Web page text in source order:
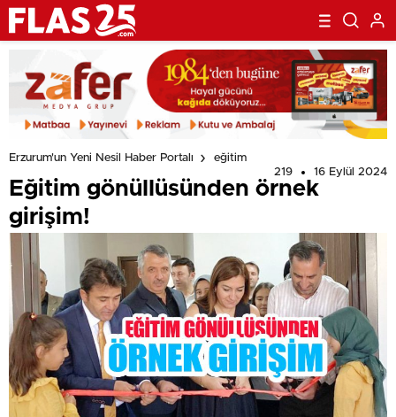
Erzurum'un Yeni Nesil Haber Portalı
eğitim
219
16 Eylül 2024
Eğitim gönüllüsünden örnek
girişim!